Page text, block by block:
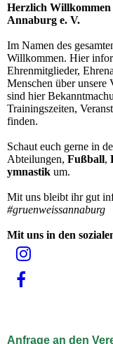
Herzlich
Annaburg e. V.
Im Namen des
Willkommen. Hier
Ehrenmitglieder,
Menschen über unsere
sind hier
Trainingszeiten,
finden.
Schaut euch gerne in
Abteilungen, Fußball,
ymnastik um.
Mit uns bleibt ihr gut
#gruenweissannaburg
Mit uns in den
Anfrage an den